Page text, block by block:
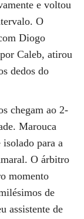
e voltou
O
Diogo
Caleb, atirou
dedos do
chegam ao 2-
Marouca
isolado para a
O árbitro
momento
de
assistente de